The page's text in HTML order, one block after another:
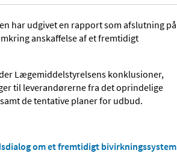
har udgivet en rapport som afslutning på
anskaffelse af et fremtidigt
Lægemiddelstyrelsens konklusioner,
til leverandørerne fra det oprindelige
de tentative planer for udbud.
om et fremtidigt bivirkningssystem